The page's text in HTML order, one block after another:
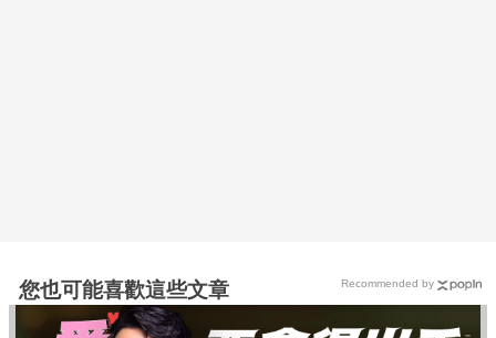
您也可能喜歡這些文章 Recommended by